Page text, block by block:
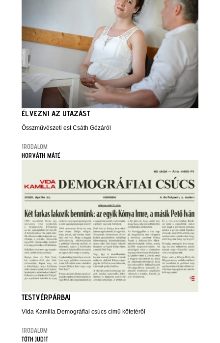
ÉLVEZNI AZ UTAZÁST
Összművészeti est Csáth Gézáról
IRODALOM
HORVÁTH MÁTÉ
TESTVÉRPÁRBAJ
Vida Kamilla Demográfiai csúcs című kötetéről
IRODALOM
TÓTH JUDIT